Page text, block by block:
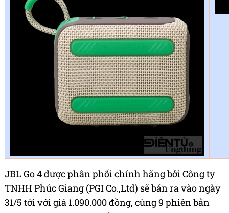
JBL Go 4 được phân phối chính hãng bởi Công ty
TNHH Phúc Giang (PGI Co.,Ltd) sẽ bán ra vào ngày
31/5 tới với giá 1.090.000 đồng, cùng 9 phiên bản